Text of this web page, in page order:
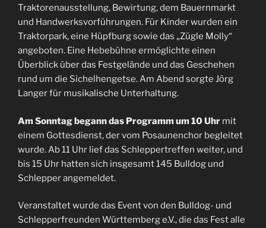
Traktorenausstellung, Bewirtung, dem Bauernmarkt
und Handwerksvorführungen. Für Kinder wurden ein
Traktorpark, eine Hüpfburg sowie das „Zügle Molly“
angeboten. Eine Hebebühne ermöglichte einen
Überblick über das Festgelände und das Geschehen
rund um die Sichelhengetse. Am Abend sorgte Jörg
Langer für musikalische Unterhaltung.
Am Sonntag begann das Programm um 10 Uhr mit
einem Gottesdienst, der vom Posaunenchor begleitet
wurde. Ab 11 Uhr lief das Schleppertreffen weiter, und
bis 15 Uhr hatten sich insgesamt 145 Bulldog und
Schlepper angemeldet.
Veranstaltet wurde das Event von den Bulldog- und
Schlepperfreunden Württemberg e.V., die das Fest alle